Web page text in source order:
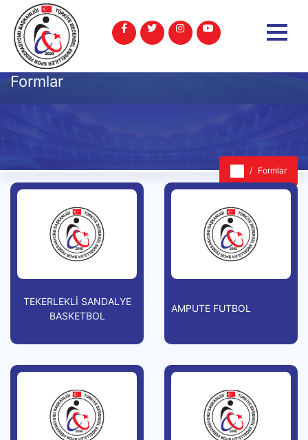
Formlar
Formlar
TEKERLEKLİ SANDALYE
BASKETBOL
AMPUTE FUTBOL